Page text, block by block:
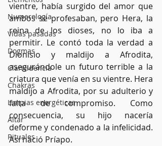
Numerología
Vidas pasadas
Dogmas
Clarividencia
Chakras
Limpias energéticas
Altar
Rituales
vientre, había surgido del amor que
ambos se profesaban, pero Hera, la
reina de los dioses, no lo iba a
permitir. Le contó toda la verdad a
Dionisio y maldijo a Afrodita,
asegurándole un futuro terrible a la
criatura que venía en su vientre. Hera
maldijo a Afrodita, por su adulterio y
falta de compromiso. Como
consecuencia, su hijo nacería
deforme y condenado a la infelicidad.
Así nació Príapo.